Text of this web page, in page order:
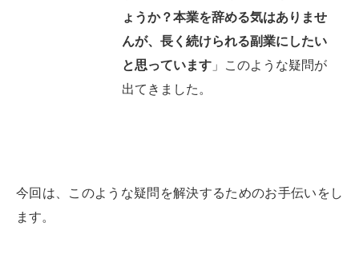
ょうか？本業を辞める気はありませ
んが、長く続けられる副業にしたい
と思っています 」このような疑問が
出てきました。
今回は、このような疑問を解決するためのお手伝いをし
ます。